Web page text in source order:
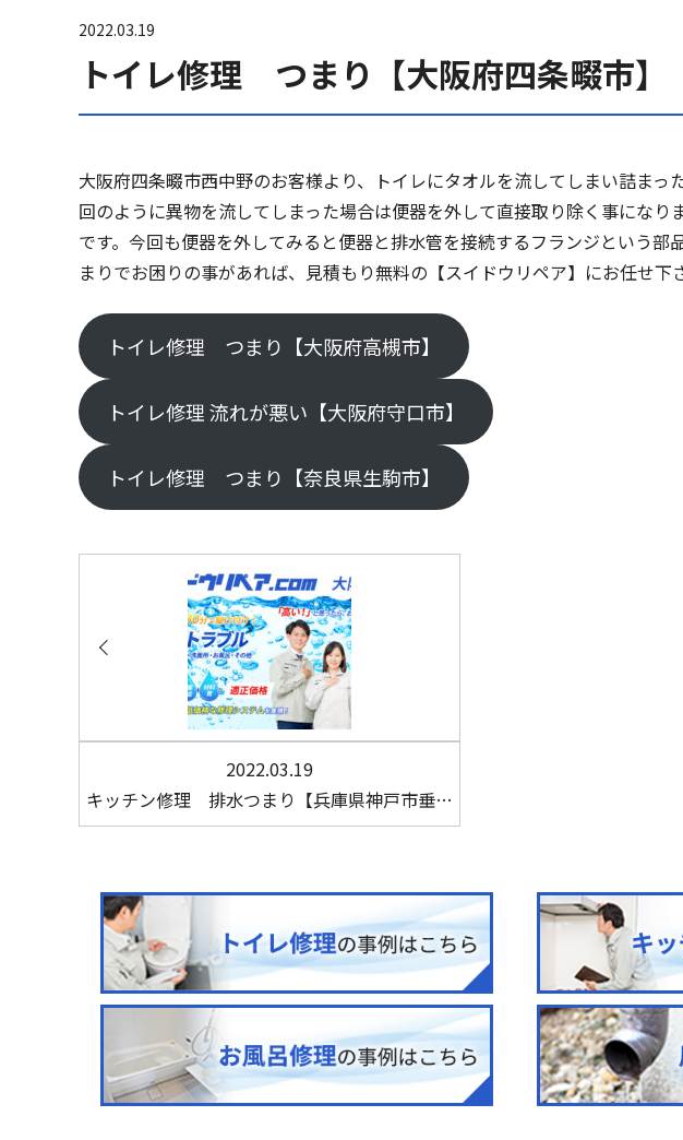
2022.03.19
トイレ修理 つまり【大阪府四条畷市】
大阪府四条畷市西中野のお客様より、トイレにタオルを流してしまい詰ま
回のように異物を流してしまった場合は便器を外して直接取り除く事にな
です。今回も便器を外してみると便器と排水管を接続するフランジという
まりでお困りの事があれば、見積もり無料の【スイドウリペア】にお任せ下
トイレ修理 つまり【大阪府高槻市】
トイレ修理 流れが悪い【大阪府守口市】
トイレ修理 つまり【奈良県生駒市】
2022.03.19
キッチン修理 排水つまり【兵庫県神戸市垂…